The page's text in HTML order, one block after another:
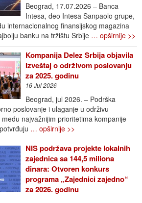
Beograd, 17.07.2026 – Banca
Intesa, deo Intesa Sanpaolo grupe,
internacionalnog finansijskog magazina
banku na tržištu Srbije … opširnije >>
Kompanija Delez Srbija objavila
Izveštaj o održivom poslovanju
za 2025. godinu
16 Jul 2026
Beograd, jul 2026. – Podrška
poslovanje i ulaganje u održivu
najvažnijim prioritetima kompanije
… opširnije >>
NIS podržava projekte lokalnih
zajednica sa 144,5 miliona
dinara: Otvoren konkurs
programa „Zajednici zajedno“
za 2026. godinu